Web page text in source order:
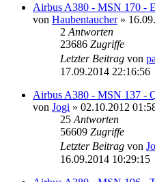
Airbus A380 - MSN 170 -
von Haubentaucher»
2 Antworten
23686 Zugriffe
Letzter Beitrag von
17.09.2014 22:16:56
Airbus A380 - MSN 137 -
von Jogi » 02.10.2012
25 Antworten
56609 Zugriffe
Letzter Beitrag von
16.09.2014 10:29:15